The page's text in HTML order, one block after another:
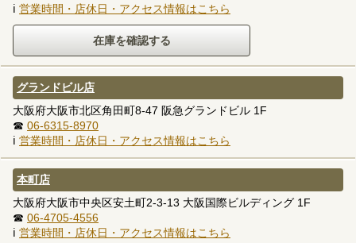
ℹ 営業時間・店休日・アクセス情報はこちら
グランドビル店
大阪府大阪市北区角田町8-47 阪急グランドビル 1F
☎ 06-6315-8970
ℹ 営業時間・店休日・アクセス情報はこちら
本町店
大阪府大阪市中央区安土町2-3-13 大阪国際ビルディング 1F
☎ 06-4705-4556
ℹ 営業時間・店休日・アクセス情報はこちら